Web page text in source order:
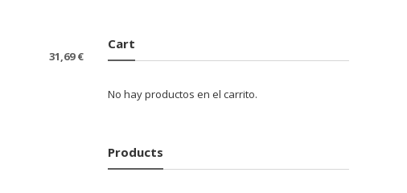
31,69€
Cart
No hay productos en el carrito.
Products